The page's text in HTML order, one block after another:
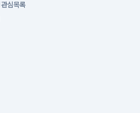
관심목록